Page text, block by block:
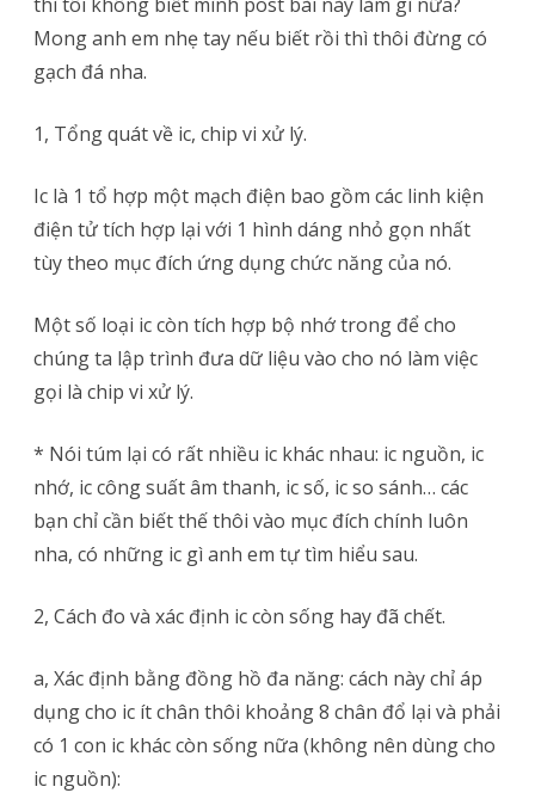
Loại
Mong anh em nhẹ tay nếu biết rồi thì thôi đừng có
gạch đá nha.
1, Tổng quát về ic, chip vi xử lý.
Ic là 1 tổ hợp một mạch điện bao gồm các linh kiện
điện tử tích hợp lại với 1 hình dáng nhỏ gọn nhất
tùy theo mục đích ứng dụng chức năng của nó.
Một số loại ic còn tích hợp bộ nhớ trong để cho
chúng ta lập trình đưa dữ liệu vào cho nó làm việc
gọi là chip vi xử lý.
* Nói túm lại có rất nhiều ic khác nhau: ic nguồn, ic
nhớ, ic công suất âm thanh, ic số, ic so sánh… các
bạn chỉ cần biết thế thôi vào mục đích chính luôn
nha, có những ic gì anh em tự tìm hiểu sau.
2, Cách đo và xác định ic còn sống hay đã chết.
a, Xác định bằng đồng hồ đa năng: cách này chỉ áp
dụng cho ic ít chân thôi khoảng 8 chân đổ lại và phải
có 1 con ic khác còn sống nữa (không nên dùng cho
ic nguồn):